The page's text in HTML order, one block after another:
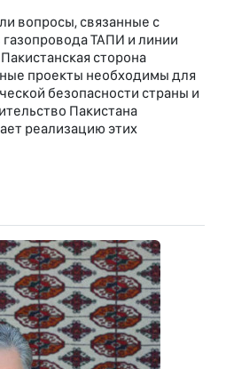
вопросы, связанные с
ТАПИ и линии
сторона
проекты необходимы для
безопасности страны и
Пакистана
реализацию этих